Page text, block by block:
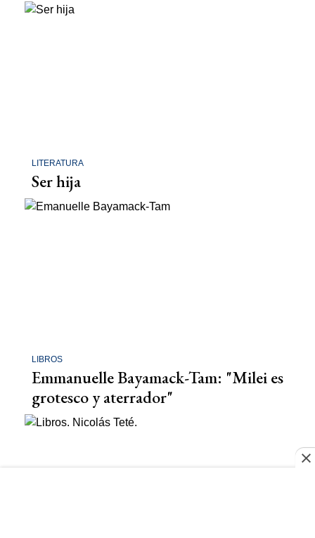
LITERATURA
Ser hija
LIBROS
Emmanuelle Bayamack-Tam: "Milei es
grotesco y aterrador"